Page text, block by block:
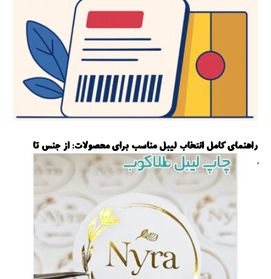
راهنمای کامل انتخاب لیبل مناسب برای محصولات: از جنس تا